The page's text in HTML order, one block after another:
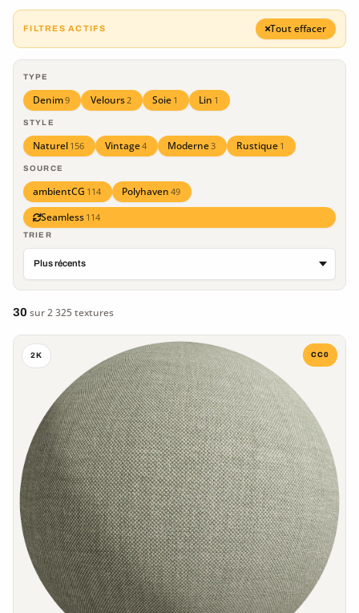
FILTRES ACTIFS Tout effacer
TYPE
Denim9 Velours 2 Soie 1 Lin 1
STYLE
Naturel 156 Vintage4 Moderne 3 Rustique 1
SOURCE
ambientCG 114 Polyhaven 49
Seamless 114
TRIER
30 sur 2 325 textures
2K CC0